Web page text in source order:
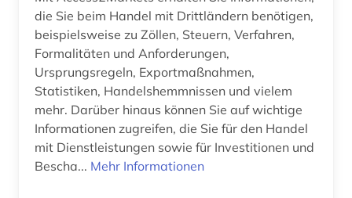
computer to plate (1)
computersicherheit (1)
computerunterstütztes lernen (1)
controlling (5)
corona (1)
corporate finance (1)
die Sie beim Handel mit Drittländern benötigen,
beispielsweise zu Zöllen, Steuern, Verfahren,
Formalitäten und Anforderungen,
Ursprungsregeln, Exportmaßnahmen,
Statistiken, Handelshemmnissen und vielem
mehr. Darüber hinaus können Sie auf wichtige
Informationen zugreifen, die Sie für den Handel
mit Dienstleistungen sowie für Investitionen und
Bescha... Mehr Informationen